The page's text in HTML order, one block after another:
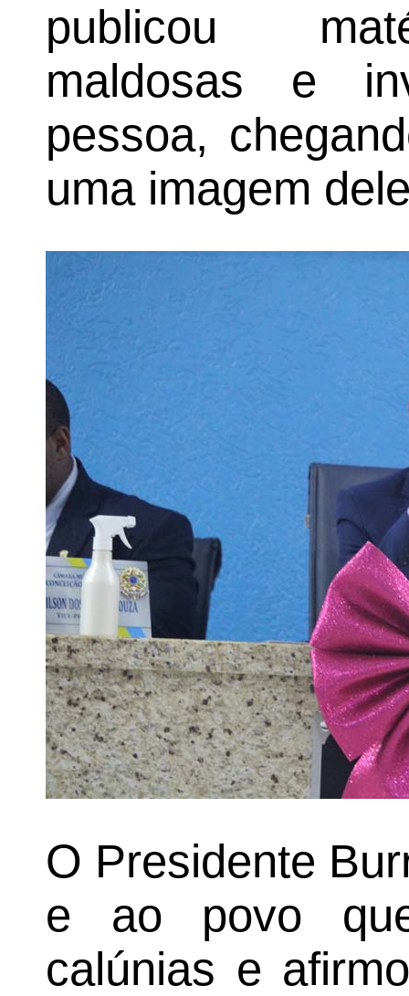
publicou
maldosas e
pessoa,
uma imagem
O Presidente
e ao povo
calúnias e